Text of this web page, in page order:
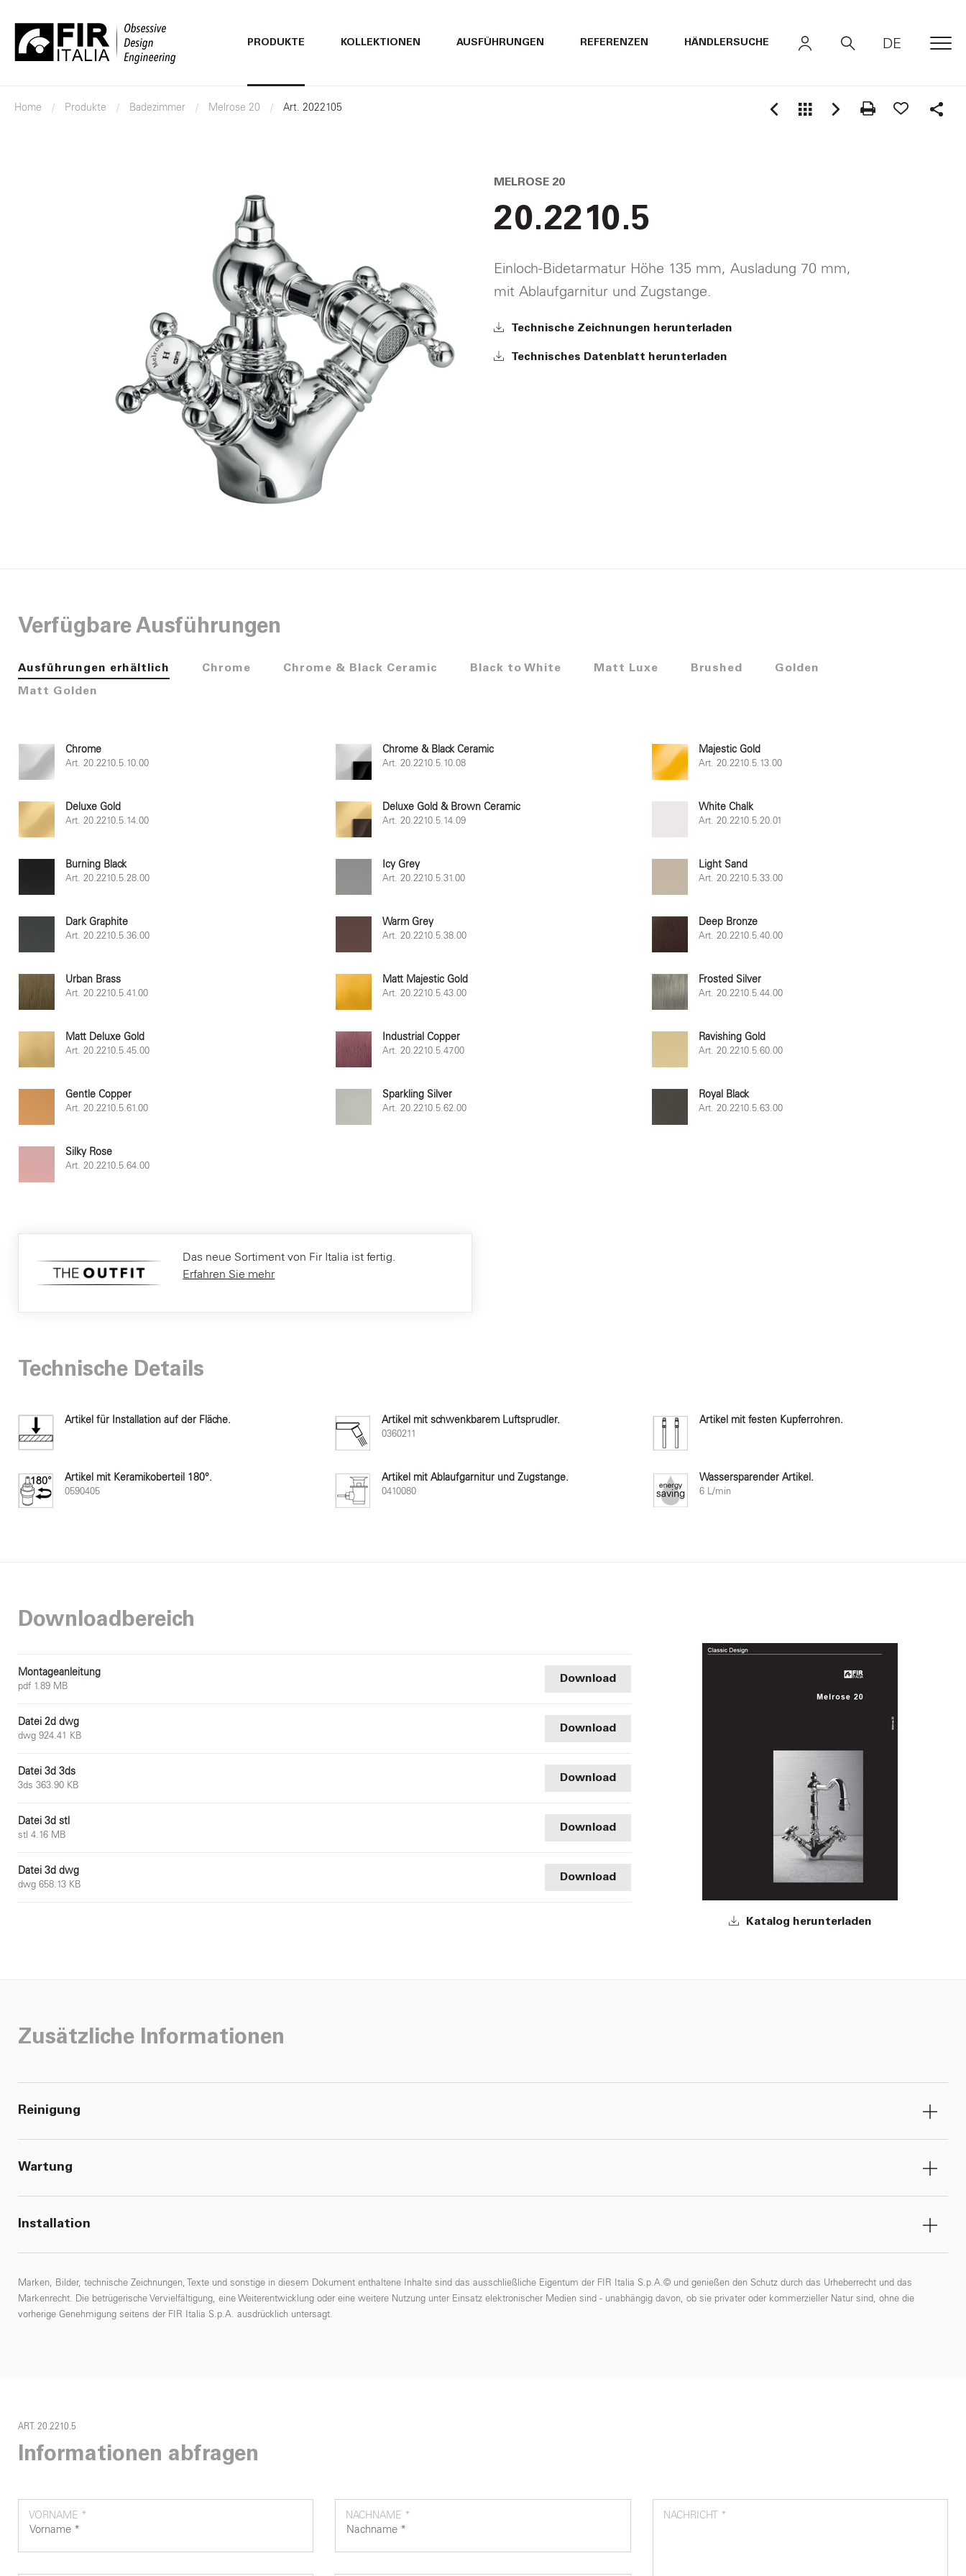
PRODUKTE KOLLEKTIONEN AUSFÜHRUNGEN REFERENZEN HÄNDLERSUCHE DE
Home Produkte Badezimmer Melrose 20 Art. 2022105
Share
MELROSE 20
20.2210.5
Einloch-Bidetarmatur Höhe 135 mm, Ausladung 70 mm,
mit Ablaufgarnitur und Zugstange.
Technische Zeichnungen herunterladen
Technisches Datenblatt herunterladen
Verfügbare Ausführungen
Ausführungen erhältlich Chrome Chrome & Black Ceramic Black to White Matt Luxe Brushed
Golden
Matt Golden
Chrome
Art. 20.2210.5.10.00
Chrome & Black Ceramic
Art. 20.2210.5.10.08
Majestic Gold
Art. 20.2210.5.13.00
Deluxe Gold
Art. 20.2210.5.14.00
Deluxe Gold & Brown Ceramic
Art. 20.2210.5.14.09
White Chalk
Art. 20.2210.5.20.01
Burning Black
Art. 20.2210.5.28.00
Icy Grey
Art. 20.2210.5.31.00
Light Sand
Art. 20.2210.5.33.00
Dark Graphite
Art. 20.2210.5.36.00
Warm Grey
Art. 20.2210.5.38.00
Deep Bronze
Art. 20.2210.5.40.00
Urban Brass
Art. 20.2210.5.41.00
Matt Majestic Gold
Art. 20.2210.5.43.00
Frosted Silver
Art. 20.2210.5.44.00
Matt Deluxe Gold
Art. 20.2210.5.45.00
Industrial Copper
Art. 20.2210.5.47.00
Ravishing Gold
Art. 20.2210.5.60.00
Gentle Copper
Art. 20.2210.5.61.00
Sparkling Silver
Art. 20.2210.5.62.00
Royal Black
Art. 20.2210.5.63.00
Silky Rose
Art. 20.2210.5.64.00
Das neue Sortiment von Fir Italia ist fertig.
Erfahren Sie mehr
Technische Details
Artikel für Installation auf der Fläche. Artikel mit schwenkbarem Luftsprudler.
0360211
Artikel mit festen Kupferrohren.
Artikel mit Keramikoberteil 180°.
0590405
Artikel mit Ablaufgarnitur und Zugstange.
0410080
Wassersparender Artikel.
6 L/min
Downloadbereich
Montageanleitung
pdf 1.89 MB
Download
Datei 2d dwg
dwg 924.41 KB
Download
Datei 3d 3ds
3ds 363.90 KB
Download
Datei 3d stl
stl 4.16 MB
Download
Datei 3d dwg
dwg 658.13 KB
Download
Katalog herunterladen
Zusätzliche Informationen
Reinigung
Wartung
Installation
Marken, Bilder, technische Zeichnungen, Texte und sonstige in diesem Dokument enthaltene Inhalte sind das ausschließliche Eigentum der FIR Italia S.p.A.© und genießen den Schutz durch das Urheberrecht und das
Markenrecht. Die betrügerische Vervielfältigung, eine Weiterentwicklung oder eine weitere Nutzung unter Einsatz elektronischer Medien sind - unabhängig davon, ob sie privater oder kommerzieller Natur sind, ohne die
vorherige Genehmigung seitens der FIR Italia S.p.A. ausdrücklich untersagt.
ART. 20.2210.5
Informationen abfragen
VORNAME * NACHNAME * NACHRICHT *
ITALIANO
ITALIANO